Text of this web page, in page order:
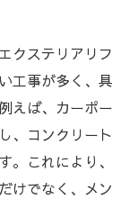
クステリアリフ
工事が多く、具
えば、カーポー
、コンクリート
これにより、
けでなく、メン